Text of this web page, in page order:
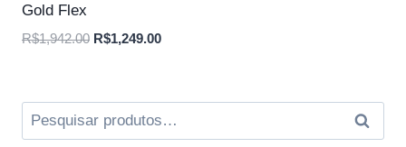
Gold Flex
R$1,942.00 O
era:
R$1,942.00.
R$1,249.00O
é:
R$1,249.00.
Pesquisar
por: